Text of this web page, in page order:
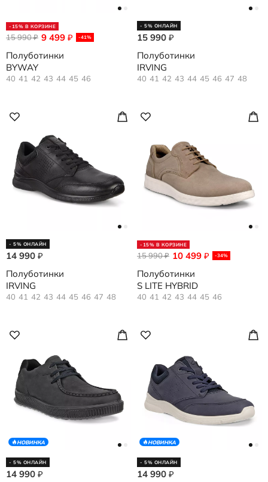
-15% В КОРЗИНЕ
9 499 ₽ -41%
15 990₽
Полуботинки
BYWAY
40 41 42 43 44 45 46
- 5% ОНЛАЙН
15 990 ₽
Полуботинки
IRVING
40 41 42 43 44 45 46 47 48
- 5% ОНЛАЙН
14 990 ₽
Полуботинки
IRVING
40 41 42 43 44 45 46 47 48
-15% В КОРЗИНЕ
10 499 ₽ -34%
15 990₽
Полуботинки
S LITE HYBRID
40 41 42 43 44 45 46
НОВИНКА
- 5% ОНЛАЙН
14 990 ₽
НОВИНКА
- 5% ОНЛАЙН
14 990 ₽